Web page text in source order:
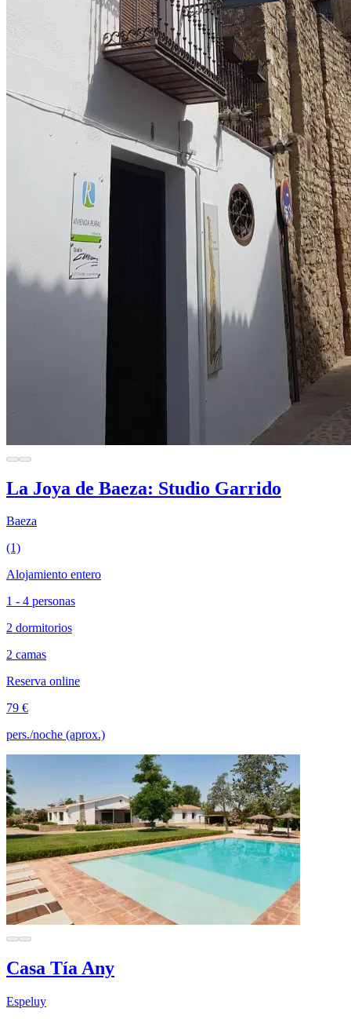
La Joya de Baeza: Studio Garrido
Baeza
(1)
Alojamiento entero
1 - 4 personas
2 dormitorios
2 camas
Reserva online
79 €
pers./noche (aprox.)
Casa Tía Any
Espeluy